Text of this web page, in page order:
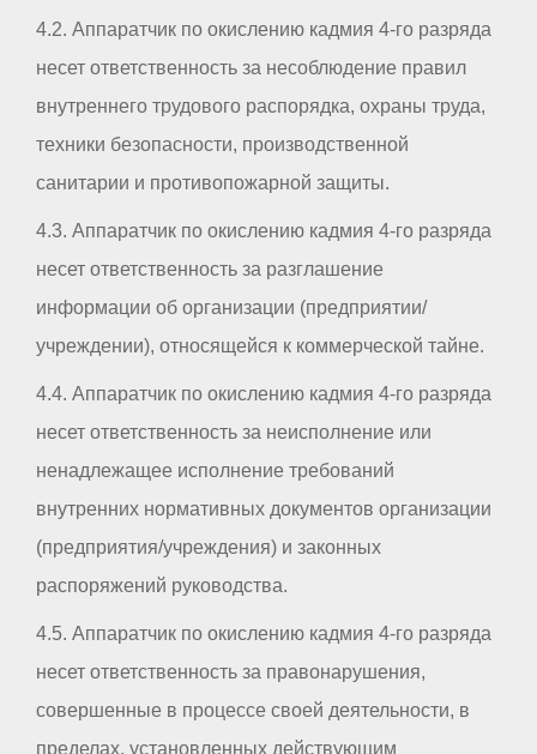
4.2. Аппаратчик по окислению кадмия 4-го разряда
несет ответственность за несоблюдение правил
внутреннего трудового распорядка, охраны труда,
техники безопасности, производственной
санитарии и противопожарной защиты.
4.3. Аппаратчик по окислению кадмия 4-го разряда
несет ответственность за разглашение
информации об организации (предприятии/
учреждении), относящейся к коммерческой тайне.
4.4. Аппаратчик по окислению кадмия 4-го разряда
несет ответственность за неисполнение или
ненадлежащее исполнение требований
внутренних нормативных документов организации
(предприятия/учреждения) и законных
распоряжений руководства.
4.5. Аппаратчик по окислению кадмия 4-го разряда
несет ответственность за правонарушения,
совершенные в процессе своей деятельности, в
пределах, установленных действующим